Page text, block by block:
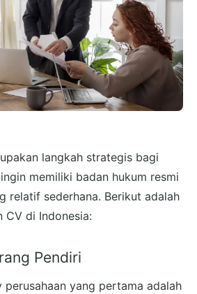
langkah strategis bagi
memiliki badan hukum resmi
relatif sederhana. Berikut adalah
CV di Indonesia:
Pendiri
perusahaan yang pertama adalah